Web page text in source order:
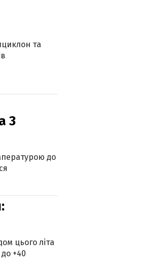
та
3
до
цього літа
+40